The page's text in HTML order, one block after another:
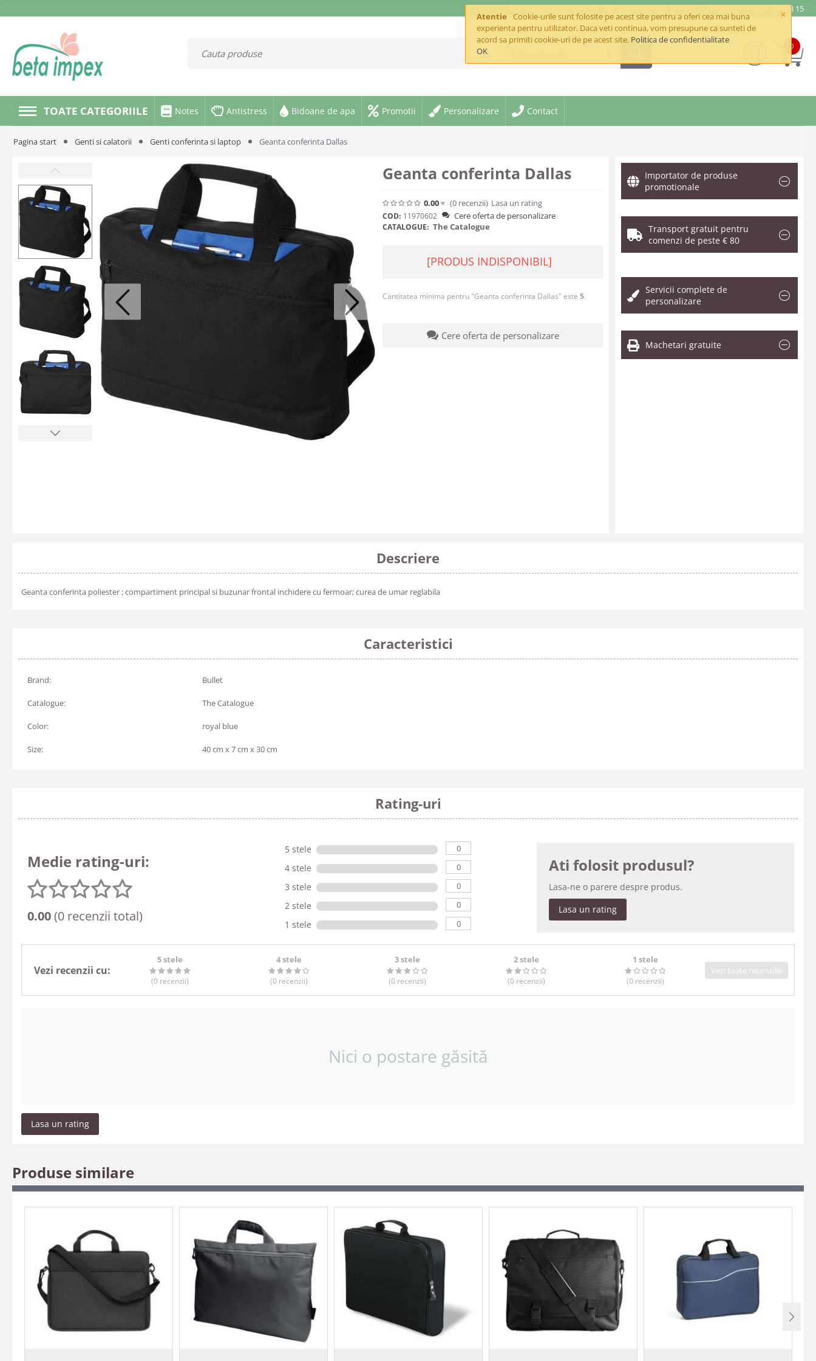
×
Atentie
Cookie-urile sunt folosite pe acest site pentru a oferi cea mai buna
experienta pentru utilizator. Daca veti continua, vom presupune ca sunteti de
acord sa primiti cookie-uri de pe acest site. Politica de confidentialitate
OK
office@betaimpex.ro Mobil: +40 722 287 335 Telefon: +40 21 320 03 15
0
TOATE CATEGORIILE Notes Antistress Bidoane de apa Promotii Personalizare Contact
Pagina start Genti si calatorii Genti conferinta si laptop Geanta conferinta Dallas
Geanta conferinta Dallas
0.00 (0 recenzii) Lasa un rating
COD: 11970602 Cere oferta de personalizare
CATALOGUE: The Catalogue
[PRODUS INDISPONIBIL]
Cantitatea minima pentru "Geanta conferinta Dallas" este 5.
Cere oferta de personalizare
Importator de produse
promotionale
Transport gratuit pentru
comenzi de peste € 80
Servicii complete de
personalizare
Machetari gratuite
Descriere
Geanta conferinta poliester ; compartiment principal si buzunar frontal inchidere cu fermoar; curea de umar reglabila
Caracteristici
Brand: Bullet
Catalogue: The Catalogue
Color: royal blue
Size: 40 cm x 7 cm x 30 cm
Rating-uri
Medie rating-uri:
0.00(0 recenzii total)
5 stele 0
4 stele 0
3 stele 0
2 stele 0
1 stele 0
Ati folosit produsul?
Lasa-ne o parere despre produs.
Lasa un rating
Vezi recenzii cu:
5 stele
(0 recenzii)
4 stele
(0 recenzii)
3 stele
(0 recenzii)
2 stele
(0 recenzii)
1 stele
(0 recenzii)
Vezi toate recenziile
Nici o postare găsită
Lasa un rating
Produse similare